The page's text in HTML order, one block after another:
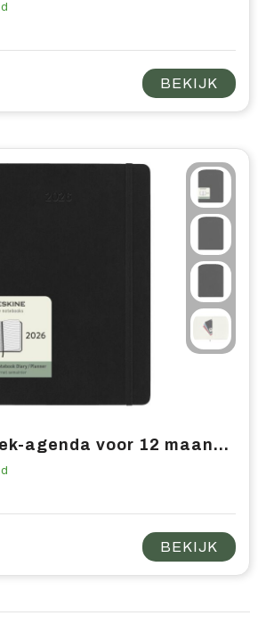
BEKIJK
Moleskine week-agenda voor 12 maanden met zachte kaft XL
BEKIJK